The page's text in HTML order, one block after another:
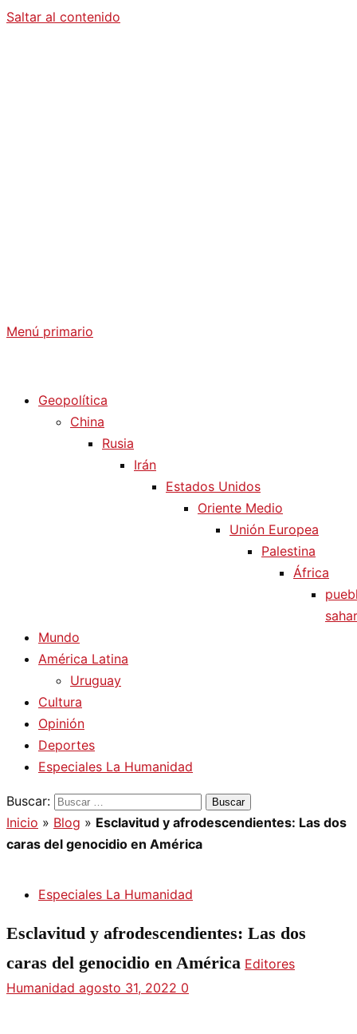
Saltar al contenido
Menú primario
Geopolítica
China
Rusia
Irán
Estados Unidos
Oriente Medio
Unión Europea
Palestina
África
Mundo
América Latina
Uruguay
Cultura
Opinión
Deportes
Especiales La Humanidad
Buscar:
Inicio » Blog » Esclavitud y afrodescendientes: Las dos
caras del genocidio en América
Especiales La Humanidad
Esclavitud y afrodescendientes: Las dos
caras del genocidio en América Editores
Humanidad agosto 31, 2022 0